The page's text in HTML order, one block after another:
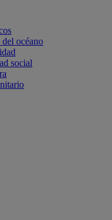
océano
social